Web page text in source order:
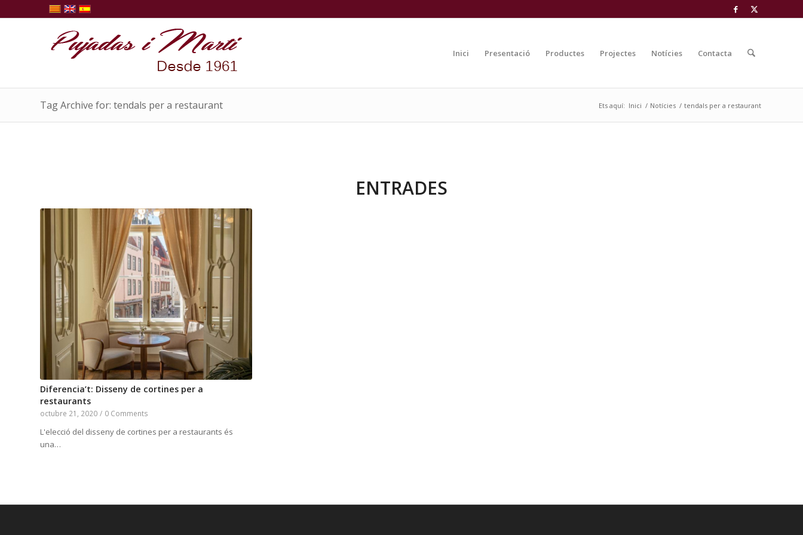
Inici Presentació Productes Projectes Notícies Contacta
Tag Archive for: tendals per a restaurant Ets aquí: Inici / Notícies / tendals per a restaurant
ENTRADES
Diferencia’t: Disseny de cortines per a
restaurants
octubre 21, 2020 / 0 Comments
L'elecció del disseny de cortines per a restaurants és
una…